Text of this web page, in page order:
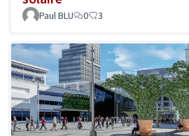
Paul BLU 0 3